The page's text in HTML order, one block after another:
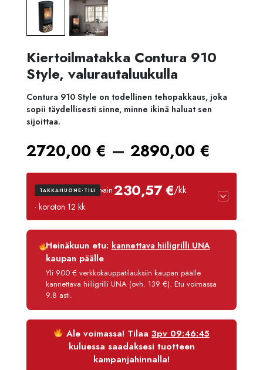
Kiertoilmatakka Contura 910
Style, valurautaluukulla
Contura 910 Style on todellinen tehopakkaus, joka
sopii täydellisesti sinne, minne ikinä haluat sen
sijoittaa.
2720,00 € – 2890,00 €
TAKKAHUONE-TILI vain230,57 €/kk
· koroton 12 kk
Luottoaika
12 kk
Korko
Käsittelymaksu
3,90 €/kk
Maksettava yhteensä
2 766,80 €
Heinäkuun etu: kannettava hiiligrilli UNA
kaupan päälle
Yli 900 € verkkokauppatilauksiin kaupan päälle
kannettava hiiligrilli UNA (ovh. 139 €). Etu voimassa
9.8 asti.
Ale voimassa! Tilaa3pv 09:46:45
kuluessa saadaksesi tuotteen
kampanjahinnalla!